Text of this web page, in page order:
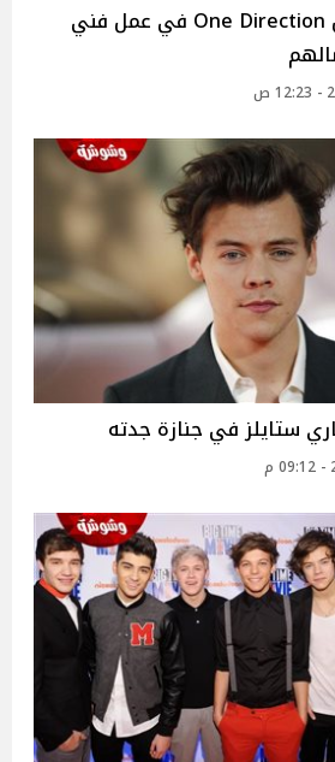
حقيقة تعاون فريق One Direction في عمل فني
ستايلز في جنازة جدته